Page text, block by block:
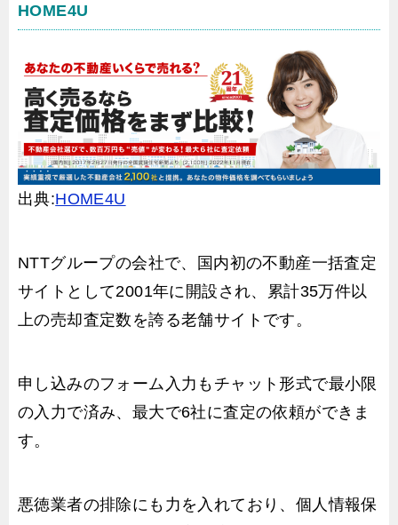
HOME4U
出典:HOME4U
NTTグループの会社で、国内初の不動産一括査定
サイトとして2001年に開設され、累計35万件以
上の売却査定数を誇る老舗サイトです。
申し込みのフォーム入力もチャット形式で最小限
の入力で済み、最大で6社に査定の依頼ができま
す。
悪徳業者の排除にも力を入れており、個人情報保